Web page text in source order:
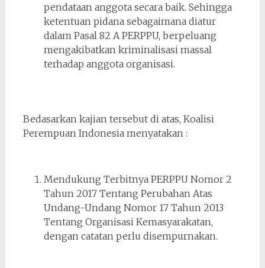
pendataan anggota secara baik. Sehingga
ketentuan pidana sebagaimana diatur
dalam Pasal 82 A PERPPU, berpeluang
mengakibatkan kriminalisasi massal
terhadap anggota organisasi.
Bedasarkan kajian tersebut di atas, Koalisi
Perempuan Indonesia menyatakan :
Mendukung Terbitnya PERPPU Nomor 2
Tahun 2017 Tentang Perubahan Atas
Undang-Undang Nomor 17 Tahun 2013
Tentang Organisasi Kemasyarakatan,
dengan catatan perlu disempurnakan.